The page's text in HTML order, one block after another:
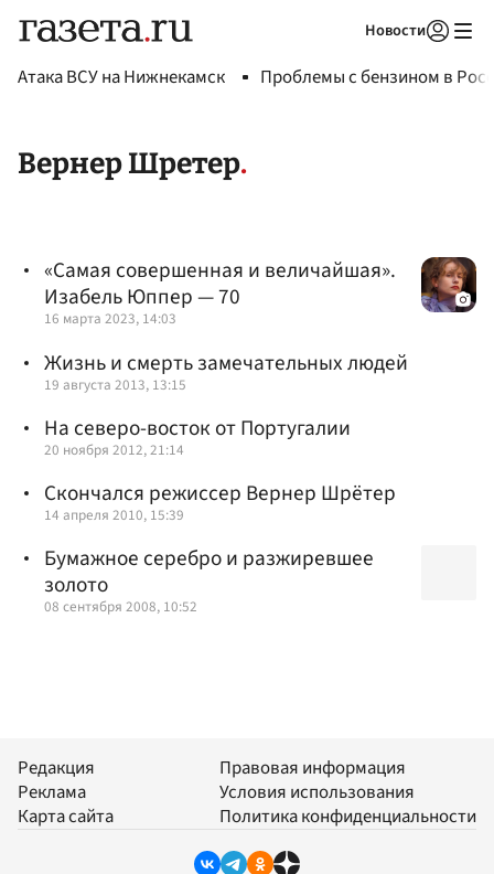
Новости
Атака ВСУ на Нижнекамск Проблемы с бензином в
Вернер Шретер
«Самая совершенная и величайшая».
Изабель Юппер — 70
16 марта 2023, 14:03
Жизнь и смерть замечательных людей
19 августа 2013, 13:15
На северо-восток от Португалии
20 ноября 2012, 21:14
Скончался режиссер Вернер Шрётер
14 апреля 2010, 15:39
Бумажное серебро и разжиревшее
золото
08 сентября 2008, 10:52
Редакция
Реклама
Карта сайта
Правовая информация
Условия использования
Политика конфиденциальности